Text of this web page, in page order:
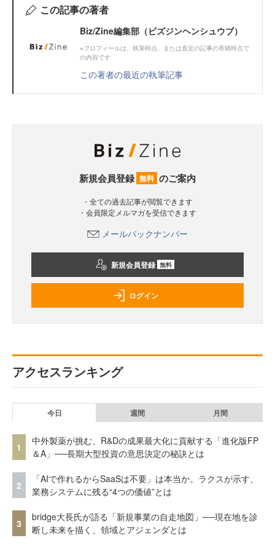
この記事の著者
Biz/Zine編集部（ビズジンヘンシュウブ）
※プロフィールは、執筆時点、または直近の記事の寄稿時点で
の内容です
この著者の最近の執筆記事
新規会員登録 無料 のご案内
・全ての過去記事が閲覧できます
・会員限定メルマガを受信できます
メールバックナンバー
新規会員登録 無料
ログイン
アクセスランキング
今日 週間 月間
1
中外製薬が挑む、R&Dの成果最大化に貢献する「進化版FP
＆A」──長期大型投資の意思決定の秘訣とは
2
「AIで作れるからSaaSは不要」は本当か。ラクスが示す、
業務システムに残る“4つの価値”とは
3
bridge大長氏が語る「新規事業の自走地図」──現在地を診
断し未来を描く、領域とアジェンダとは